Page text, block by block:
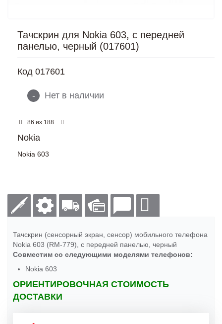
Тачскрин для Nokia 603, с передней
панелью, черный (017601)
Код 017601
- Нет в наличии
86 из 188
Nokia
Nokia 603
Тачскрин (сенсорный экран, сенсор) мобильного телефона
Nokia 603 (RM-779), с передней панелью, черный
Совместим со следующими моделями телефонов:
Nokia 603
ОРИЕНТИРОВОЧНАЯ СТОИМОСТЬ
ДОСТАВКИ